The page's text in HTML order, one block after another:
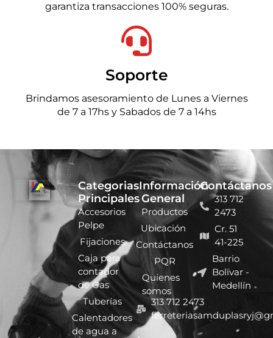
garantiza transacciones 100% seguras.
Soporte
Brindamos asesoramiento de Lunes a Viernes
de 7 a 17hs y Sabados de 7 a 14hs
Categorias
Principales
Accesorios
Pelpe
Fijaciones
Caja para
contador
de Gas
Tuberías
Calentadores
de agua a
Información
General
Productos
Ubicación
Contáctanos
PQR
Quienes
somos
Contáctanos
313 712
2473
Cr. 51
41-225
Barrio
Bolívar -
Medellín
313 712 2473